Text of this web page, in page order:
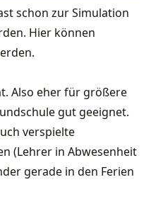
schon zur Simulation
Hier können
Also eher für größere
gut geeignet.
verspielte
(Lehrer in Abwesenheit
gerade in den Ferien